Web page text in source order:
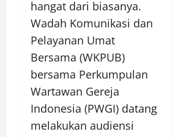
hangat dari biasanya.
Wadah Komunikasi dan
Pelayanan Umat
Bersama (WKPUB)
bersama Perkumpulan
Wartawan Gereja
Indonesia (PWGI) datang
melakukan audiensi